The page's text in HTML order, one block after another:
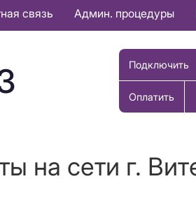
связь Админ. процедуры
Подключить
Оплатить
на сети г.